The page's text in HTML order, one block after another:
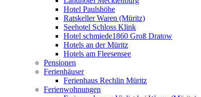
Hotel Paulshöhe
Ratskeller Waren (Müritz)
Seehotel Schloss Klink
Hotel schmiede1860 Groß Dratow
Hotels an der Müritz
Hotels am Fleesensee
Pensionen
Ferienhäuser
Ferienhaus Rechlin Müritz
Ferienwohnungen